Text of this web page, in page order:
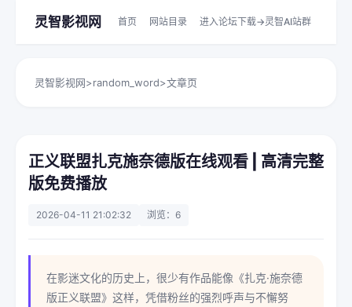
灵智影视网 首页 网站目录 进入论坛下载->灵智AI站群
灵智影视网>random_word>文章页
正义联盟扎克施奈德版在线观看 | 高清完整
版免费播放
2026-04-11 21:02:32 浏览：6
在影迷文化的历史上，很少有作品能像《扎克·施奈德
版正义联盟》这样，凭借粉丝的强烈呼声与不懈努